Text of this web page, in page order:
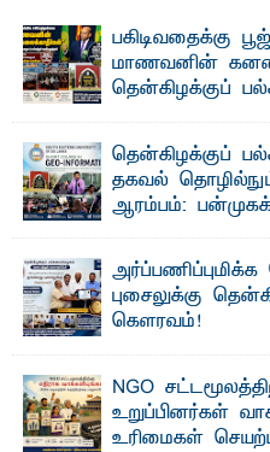
பகிடிவதைக்கு
மாணவனின்
தென்கிழக்குப்
"ஒ ரு மாணவனின் அல்லது
கலைக்கப்படாது" என்ற
தென்கிழக்குப்
தகவல்
ஆரம்பம்:
பேராசிரியர் எம். எம். பாஸில்
தெ ன்கிழக்குப்
பீடத்தின் புவியியல்
புசைலுக்கு
கௌரவம்!
NGO
உறுப்பினர்கள்
உரிமைகள்